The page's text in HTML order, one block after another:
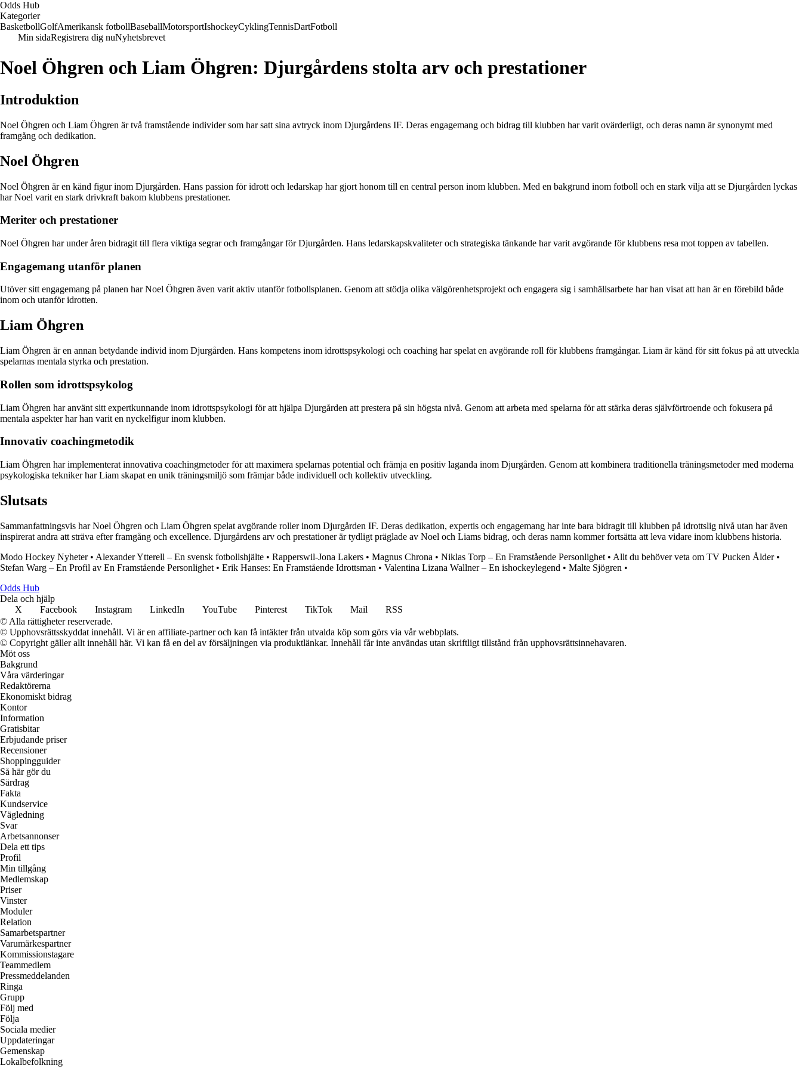
Odds Hub
Kategorier
BasketbollGolfAmerikansk fotbollBaseballMotorsportIshockeyCyklingTennisDartFotboll
Min sidaRegistrera dig nuNyhetsbrevet
Noel Öhgren och Liam Öhgren: Djurgårdens stolta arv och prestationer
Introduktion
Noel Öhgren och Liam Öhgren är två framstående individer som har satt sina avtryck inom Djurgårdens IF. Deras engagemang och bidrag till klubben har varit ovärderligt, och deras namn är synonymt med
framgång och dedikation.
Noel Öhgren
Noel Öhgren är en känd figur inom Djurgården. Hans passion för idrott och ledarskap har gjort honom till en central person inom klubben. Med en bakgrund inom fotboll och en stark vilja att se Djurgården lyckas
har Noel varit en stark drivkraft bakom klubbens prestationer.
Meriter och prestationer
Noel Öhgren har under åren bidragit till flera viktiga segrar och framgångar för Djurgården. Hans ledarskapskvaliteter och strategiska tänkande har varit avgörande för klubbens resa mot toppen av tabellen.
Engagemang utanför planen
Utöver sitt engagemang på planen har Noel Öhgren även varit aktiv utanför fotbollsplanen. Genom att stödja olika välgörenhetsprojekt och engagera sig i samhällsarbete har han visat att han är en förebild både
inom och utanför idrotten.
Liam Öhgren
Liam Öhgren är en annan betydande individ inom Djurgården. Hans kompetens inom idrottspsykologi och coaching har spelat en avgörande roll för klubbens framgångar. Liam är känd för sitt fokus på att utveckla
spelarnas mentala styrka och prestation.
Rollen som idrottspsykolog
Liam Öhgren har använt sitt expertkunnande inom idrottspsykologi för att hjälpa Djurgården att prestera på sin högsta nivå. Genom att arbeta med spelarna för att stärka deras självförtroende och fokusera på
mentala aspekter har han varit en nyckelfigur inom klubben.
Innovativ coachingmetodik
Liam Öhgren har implementerat innovativa coachingmetoder för att maximera spelarnas potential och främja en positiv laganda inom Djurgården. Genom att kombinera traditionella träningsmetoder med moderna
psykologiska tekniker har Liam skapat en unik träningsmiljö som främjar både individuell och kollektiv utveckling.
Slutsats
Sammanfattningsvis har Noel Öhgren och Liam Öhgren spelat avgörande roller inom Djurgården IF. Deras dedikation, expertis och engagemang har inte bara bidragit till klubben på idrottslig nivå utan har även
inspirerat andra att sträva efter framgång och excellence. Djurgårdens arv och prestationer är tydligt präglade av Noel och Liams bidrag, och deras namn kommer fortsätta att leva vidare inom klubbens historia.
Modo Hockey Nyheter• Alexander Ytterell – En svensk fotbollshjälte • Rapperswil-Jona Lakers • Magnus Chrona • Niklas Torp – En Framstående Personlighet • Allt du behöver veta om TV Pucken Ålder•
Stefan Warg – En Profil av En Framstående Personlighet • Erik Hanses: En Framstående Idrottsman • Valentina Lizana Wallner – En ishockeylegend • Malte Sjögren •
Odds Hub
Dela och hjälp
X
Facebook Instagram LinkedIn YouTube Pinterest TikTok Mail
RSS
© Alla rättigheter reserverade.
© Upphovsrättsskyddat innehåll. Vi är en affiliate-partner och kan få intäkter från utvalda köp som görs via vår webbplats.
© Copyright gäller allt innehåll här. Vi kan få en del av försäljningen via produktlänkar. Innehåll får inte användas utan skriftligt tillstånd från upphovsrättsinnehavaren.
Möt oss
Bakgrund
Våra värderingar
Redaktörerna
Ekonomiskt bidrag
Kontor
Information
Gratisbitar
Erbjudande priser
Recensioner
Shoppingguider
Så här gör du
Särdrag
Fakta
Kundservice
Vägledning
Svar
Arbetsannonser
Dela ett tips
Profil
Min tillgång
Medlemskap
Priser
Vinster
Moduler
Relation
Samarbetspartner
Varumärkespartner
Kommissionstagare
Teammedlem
Pressmeddelanden
Ringa
Grupp
Följ med
Följa
Sociala medier
Uppdateringar
Gemenskap
Lokalbefolkning